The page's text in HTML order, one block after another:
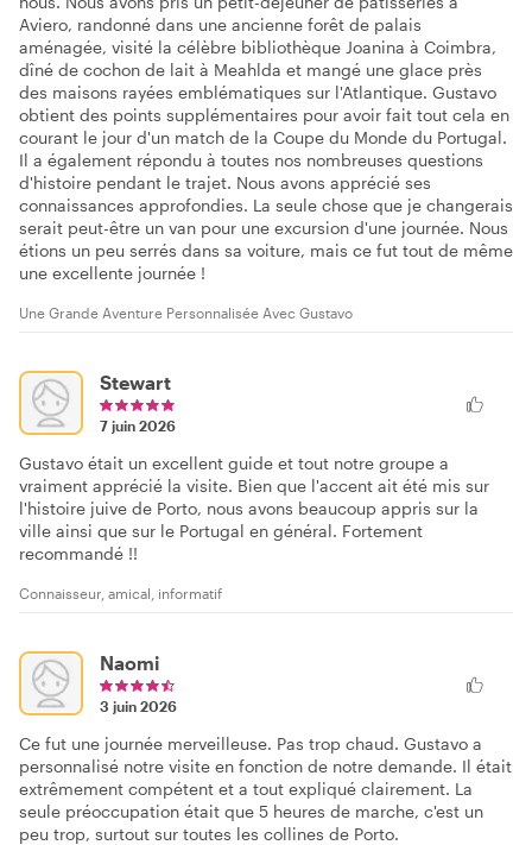
Aviero, randonné dans une ancienne forêt de palais
aménagée, visité la célèbre bibliothèque Joanina à Coimbra,
dîné de cochon de lait à Meahlda et mangé une glace près
des maisons rayées emblématiques sur l'Atlantique. Gustavo
obtient des points supplémentaires pour avoir fait tout cela en
courant le jour d'un match de la Coupe du Monde du Portugal.
Il a également répondu à toutes nos nombreuses questions
d'histoire pendant le trajet. Nous avons apprécié ses
connaissances approfondies. La seule chose que je changerais
serait peut-être un van pour une excursion d'une journée. Nous
étions un peu serrés dans sa voiture, mais ce fut tout de même
une excellente journée !
Une Grande Aventure Personnalisée Avec Gustavo
Stewart
7 juin 2026
Gustavo était un excellent guide et tout notre groupe a
vraiment apprécié la visite. Bien que l'accent ait été mis sur
l'histoire juive de Porto, nous avons beaucoup appris sur la
ville ainsi que sur le Portugal en général. Fortement
recommandé !!
Connaisseur, amical, informatif
Naomi
3 juin 2026
Ce fut une journée merveilleuse. Pas trop chaud. Gustavo a
personnalisé notre visite en fonction de notre demande. Il était
extrêmement compétent et a tout expliqué clairement. La
seule préoccupation était que 5 heures de marche, c'est un
peu trop, surtout sur toutes les collines de Porto.